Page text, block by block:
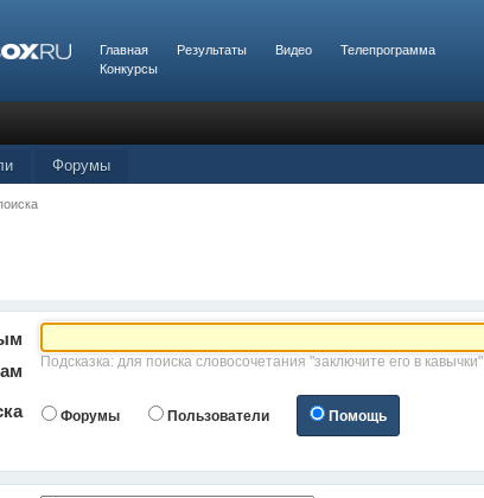
Главная Результаты Видео
Телепрограмма
Конкурсы
Форумы
Подсказка: для поиска словосочетания "заключите его в кавычки"
Форумы Пользователи Помощь